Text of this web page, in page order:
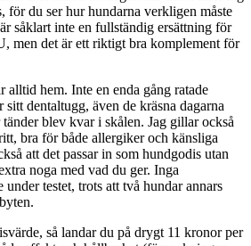
för du ser hur hundarna verkligen måste
såklart inte en fullständig ersättning för
men det är ett riktigt bra komplement för
alltid hem. Inte en enda gång ratade
sitt dentaltugg, även de kräsna dagarna
blev kvar i skålen. Jag gillar också
bra för både allergiker och känsliga
att det passar in som hundgodis utan
noga med vad du ger. Inga
under testet, trots att två hundar annars
så landar du på drygt 11 kronor per